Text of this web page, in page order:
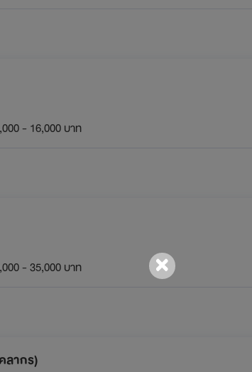
- 16,000 บาท
- 35,000 บาท
ลากร)